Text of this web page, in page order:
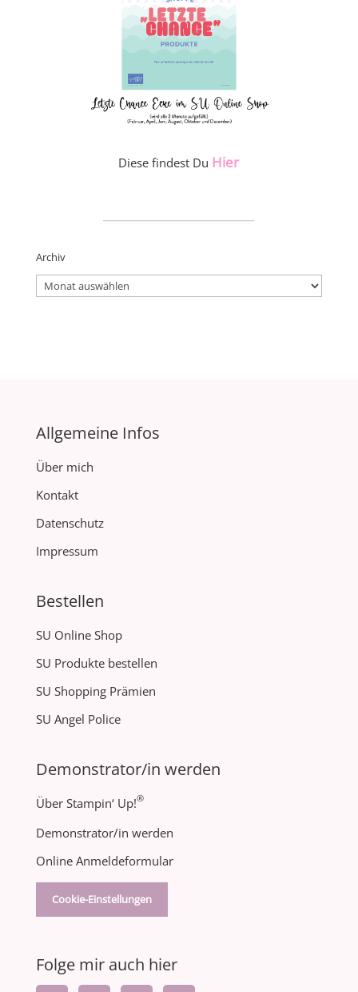
Diese findest Du Hier
Archiv
Archiv
Allgemeine Infos
Über mich
Kontakt
Datenschutz
Impressum
Bestellen
SU Online Shop
SU Produkte bestellen
SU Shopping Prämien
SU Angel Police
Demonstrator/in werden
Über Stampin‘ Up!®
Demonstrator/in werden
Online Anmeldeformular
Cookie-Einstellungen
Folge mir auch hier